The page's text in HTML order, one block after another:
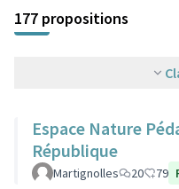
177 propositions
Espace Nature
République
Martignolles 20 79